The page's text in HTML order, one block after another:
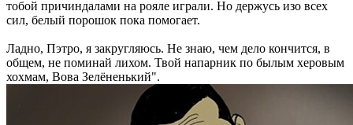
тобой причиндалами на рояле играли. Но держусь изо всех
сил, белый порошок пока помогает.
Ладно, Пэтро, я закругляюсь. Не знаю, чем дело кончится, в
общем, не поминай лихом. Твой напарник по былым херовым
хохмам, Вова Зелёненький".